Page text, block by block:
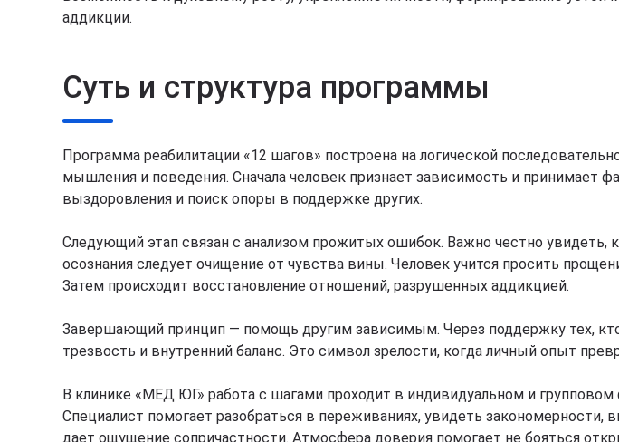
аддикции.
Суть и структура программы
Программа реабилитации «12 шагов» построена на логической
мышления и поведения. Сначала человек признает зависимость и принимает
выздоровления и поиск опоры в поддержке других.
Следующий этап связан с анализом прожитых ошибок. Важно честно увидеть,
осознания следует очищение от чувства вины. Человек учится просить
Затем происходит восстановление отношений, разрушенных аддикцией.
Завершающий принцип — помощь другим зависимым. Через поддержку тех,
трезвость и внутренний баланс. Это символ зрелости, когда личный опыт
В клинике «МЕД ЮГ» работа с шагами проходит в индивидуальном и
Специалист помогает разобраться в переживаниях, увидеть
дает ощущение сопричастности. Атмосфера доверия помогает не бояться